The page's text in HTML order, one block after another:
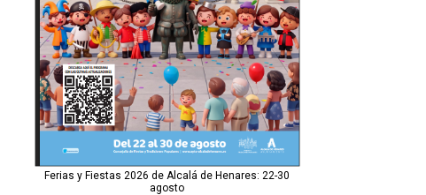
Ferias y Fiestas 2026 de Alcalá de Henares: 22-30
agosto